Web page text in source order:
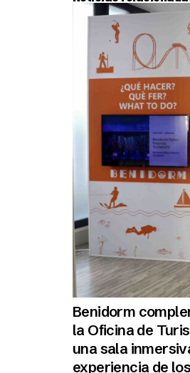
Benidorm
la Oficina de
una sala
experiencia de